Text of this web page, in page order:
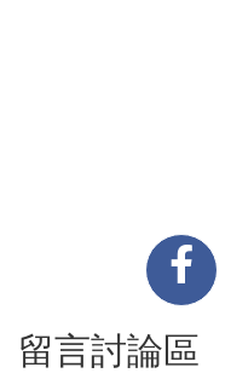
留言討論區